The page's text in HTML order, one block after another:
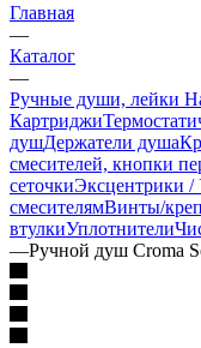
Главная
—
Каталог
—
Ручные души, лейки
Картриджи
душДержатели душа
смесителей, кнопки
сеточкиЭксцентрики /
смесителямВинты/
втулкиУплотнители
—Ручной душ Croma